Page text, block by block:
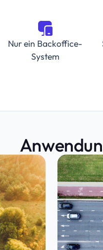
Nur ein Backoffice-
System